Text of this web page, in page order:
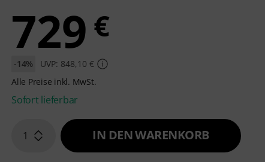
729 €
-14%
UVP: 848,10 €
Alle Preise inkl. MwSt.
Sofort lieferbar
1 IN DEN WARENKORB